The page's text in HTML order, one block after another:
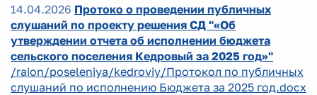
14.04.2026 Протоко о проведении публичных
слушаний по проекту решения СД "«Об
утверждении отчета об исполнении бюджета
сельского поселения Кедровый за 2025 год»"
/raion/poseleniya/kedroviy/Протокол по публичных
слушаний по исполнению Бюджета за 2025 год.docx